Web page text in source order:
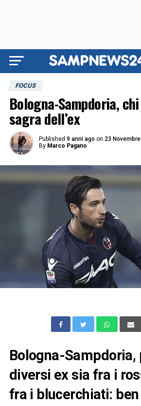
FOCUS
Bologna-Sampdoria,
sagra dell’ex
Published 9 anni ago on 23
By Marco Pagano
Bologna-Sampdoria,
diversi ex sia fra i
fra i blucerchiati: